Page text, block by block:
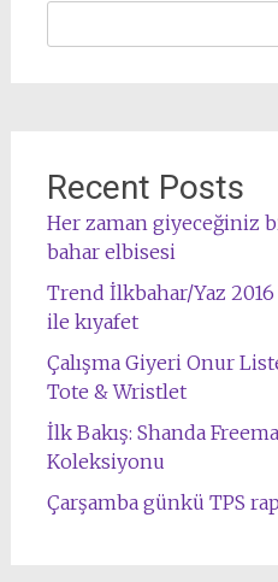
Recent Posts
Her zaman giyeceğiniz
bahar elbisesi
Trend İlkbahar/Yaz 2016
ile kıyafet
Çalışma Giyeri Onur
Tote & Wristlet
İlk Bakış: Shanda
Koleksiyonu
Çarşamba günkü TPS